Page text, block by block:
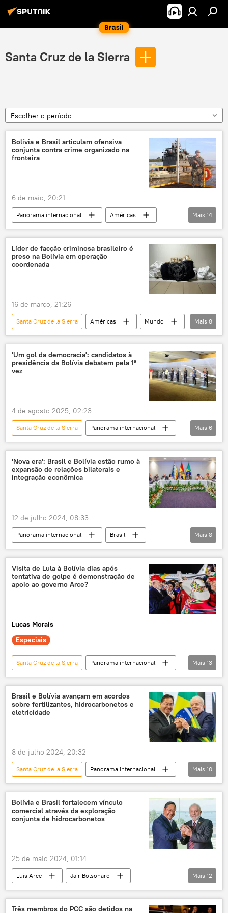
Brasil
Santa Cruz de la Sierra
Escolher o período
Bolívia e Brasil articulam ofensiva
conjunta contra crime organizado na
fronteira
6 de maio, 20:21
Panorama internacional
Américas
Luiz Inácio Lula da Silva
América do Sul
Bolívia
Brasil
Receita Federal
tráfico de drogas
ofensiva
cooperação bilateral
tráfico
tráfico de armas
Mais 14
Líder de facção criminosa brasileiro é
preso na Bolívia em operação
coordenada
16 de março, 21:26
Santa Cruz de la Sierra Américas
Mundo
Rogério Carvalho
Bolívia
Minas Gerais
Ministério da Justiça e Segurança Pública
Mais 8
'Um gol da democracia': candidatos à
presidência da Bolívia debatem pela 1ª
vez
4 de agosto 2025, 02:23
Santa Cruz de la Sierra
Panorama internacional
Américas
Bolívia
eleições
democracia
voto candidatos
Mais 6
'Nova era': Brasil e Bolívia estão rumo à
expansão de relações bilaterais e
integração econômica
12 de julho 2024, 08:33
Panorama internacional
Brasil
Bolívia
cooperação bilateral
América do Sul
fertilizantes
gás
exportação
matéria-prima
Mais 8
Visita de Lula à Bolívia dias após
tentativa de golpe é demonstração de
apoio ao governo Arce?
Lucas Morais
Especiais
Santa Cruz de la Sierra
Panorama internacional
Américas
Luis Arce
Evo Morales
Javier Milei
Argentina
Mercosul
gás natural
Mais 13
Brasil e Bolívia avançam em acordos
sobre fertilizantes, hidrocarbonetos e
eletricidade
8 de julho 2024, 20:32
Santa Cruz de la Sierra
Panorama internacional
Américas
Luis Arce
Luiz Inácio Lula da Silva
Alexandre Silveira
Brasil
Bolívia
fertilizantes
Mais 10
Bolívia e Brasil fortalecem vínculo
comercial através da exploração
conjunta de hidrocarbonetos
25 de maio 2024, 01:14
Luis Arce
Jair Bolsonaro
Argentina
Brasil
Bolívia
Mercosul
Petrobras Sputnik
Mais 12
Três membros do PCC são detidos na